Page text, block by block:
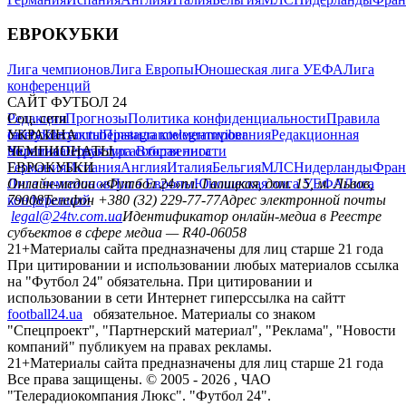
ЕВРОКУБКИ
Лига чемпионовЛига ЕвропыЮношеская лига УЕФАЛига
конференций
САЙТ ФУТБОЛ 24
РедакцияПрогнозыПолитика конфиденциальностиПравила
сайтуКонтактыПравила комментированияРедакционная
политикаСтруктура собственности
Соц. сети
facebookxyoutubeinstagramtelegramviber
УКРАИНА
УкраинаПервая лигаВторая лига
ЧЕМПИОНАТЫ
ГерманияИспанияАнглияИталияБельгияМЛСНидерланды
ЕВРОКУБКИ
Лига чемпионовЛига ЕвропыЮношеская лига УЕФАЛига
конференций
Онлайн-медиа «Футбол 24»пл. Галицкая, дом. 15, м. Львов,
79008Телефон +380 (32) 229-77-77Адрес электронной почты
legal@24tv.com.uaИдентификатор онлайн-медиа в Реестре
субъектов в сфере медиа — R40-06058
21+Материалы сайта предназначены для лиц старше 21 года
При цитировании и использовании любых материалов ссылка
на "Футбол 24" обязательна. При цитировании и
использовании в сети Интернет гиперссылка на сайтт
football24.ua
обязательное. Материалы со знаком
"Спецпроект", "Партнерский материал", "Реклама", "Новости
компаний" публикуем на правах рекламы.
21+Материалы сайта предназначены для лиц старше 21 года
Все права защищены. © 2005 - 2026 , ЧАО
"Телерадиокомпания Люкс". "Футбол 24".